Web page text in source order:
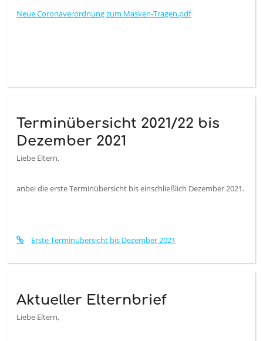
Neue Coronaverordnung zum Masken-Tragen.pdf
Terminübersicht 2021/22 bis
Dezember 2021
Liebe Eltern,
anbei die erste Terminübersicht bis einschließlich Dezember 2021.
Erste Terminübersicht bis Dezember 2021
Aktueller Elternbrief
Liebe Eltern,